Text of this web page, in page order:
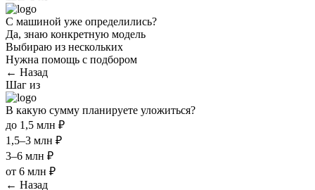
С машиной уже определились?
Да, знаю конкретную модель
Выбираю из нескольких
Нужна помощь с подбором
← Назад
Шаг из
В какую сумму планируете уложиться?
до 1,5 млн ₽
1,5–3 млн ₽
3–6 млн ₽
от 6 млн ₽
← Назад